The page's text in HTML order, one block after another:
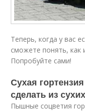
Теперь, когда у вас
сможете понять, как
Попробуйте сами!
Сухая
сделать из
Пышные соцветия